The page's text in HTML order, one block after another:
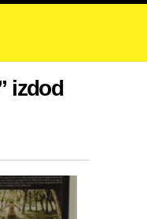
izdod